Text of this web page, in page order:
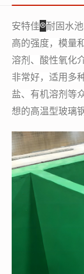
安特佳®耐固水
高的强度，模量
溶剂、酸性氧化
非常好，适用多
盐、有机溶剂等
想的高温型玻璃